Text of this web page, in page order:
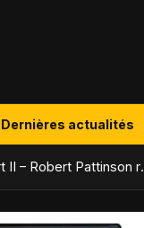
Dernières actualités
The Batman : Part